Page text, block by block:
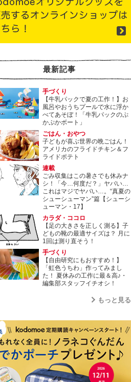
最新記事
手づくり
【牛乳パックで夏の工作！】お
風呂やおうちプールで水に浮か
べてあそぼ！「牛乳パックのぷ
かぷかボート」
ごはん・おやつ
子どもが喜ぶ世界の晩ごはん！
アメリカのフライドチキン＆フ
ライドポテト
連載
ごみ収集はこの暑さでも休みナ
シ！「今…何度だ？」ヤバい…
これはマジでヤバい…。“真夏の
シューシューマン”篇【シューシ
ューマン・17】
カラダ・ココロ
【足の大きさを正しく測る】子
どもの靴の最適サイズは？ 月に
1回は測り直そう！
手づくり
【自由研究にもおすすめ！】
「虹色うちわ」作ってみまし
た！ 夏休みの工作に最＆高♪・
編集部スタッフイチオシ！
もっと見る